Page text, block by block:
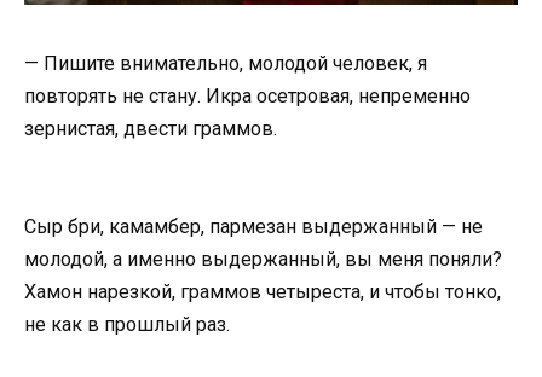
— Пишите внимательно, молодой человек, я
повторять не стану. Икра осетровая, непременно
зернистая, двести граммов.
Сыр бри, камамбер, пармезан выдержанный — не
молодой, а именно выдержанный, вы меня поняли?
Хамон нарезкой, граммов четыреста, и чтобы тонко,
не как в прошлый раз.